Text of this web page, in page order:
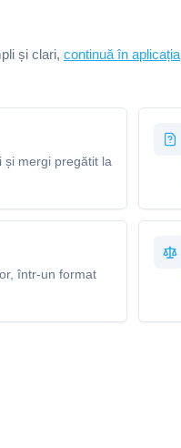
și clari, continuă în aplicația
și mergi pregătit la
într-un format